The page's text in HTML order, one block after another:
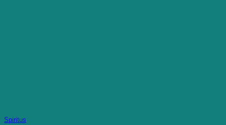
Spiritus